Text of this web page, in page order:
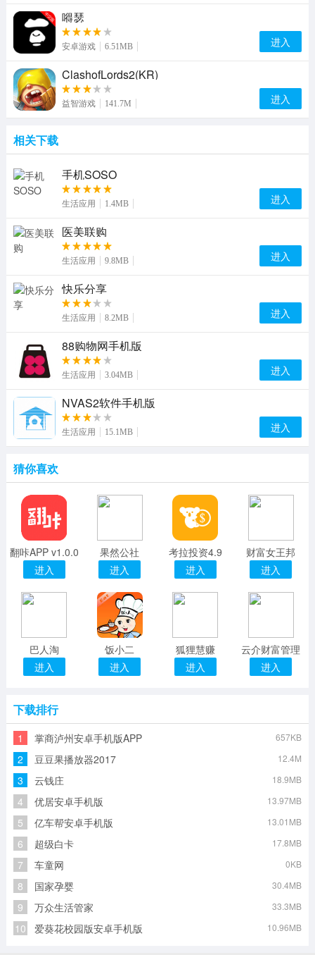
嘚瑟
安卓游戏 6.51MB 进入
ClashofLords2(KR)
益智游戏 141.7M 进入
相关下载
手机SOSO
生活应用 1.4MB 进入
医美联购
生活应用 9.8MB 进入
快乐分享
生活应用 8.2MB 进入
88购物网手机版
生活应用 3.04MB 进入
NVAS2软件手机版
生活应用 15.1MB 进入
猜你喜欢
翻咔APP v1.0.0
进入
果然公社
进入
考拉投资4.9
进入
财富女王邦
进入
巴人淘
进入
饭小二
进入
狐狸慧赚
进入
云介财富管理
进入
下载排行
1 掌商泸州安卓手机版APP 657KB
2 豆豆果播放器2017 12.4M
3 云钱庄 18.9MB
4 优居安卓手机版 13.97MB
5 亿车帮安卓手机版 13.01MB
6 超级白卡 17.8MB
7 车童网 0KB
8 国家孕婴 30.4MB
9 万众生活管家 33.3MB
10 爱葵花校园版安卓手机版 10.96MB